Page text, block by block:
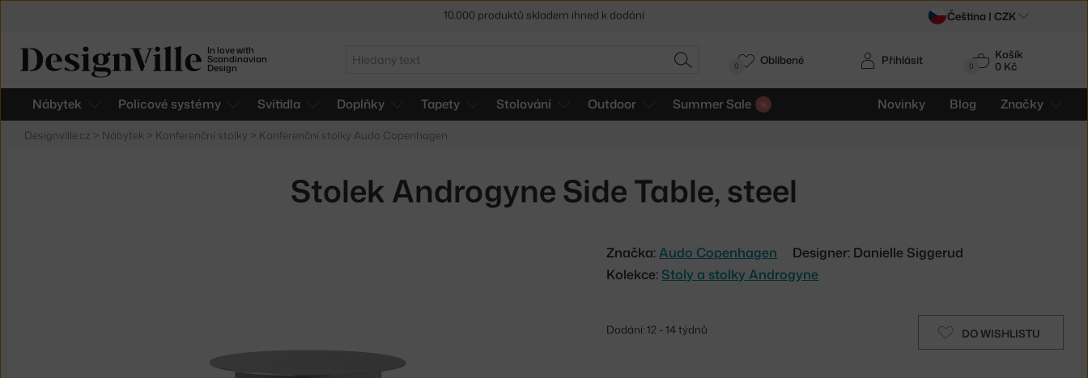
In love with
Scandinavian
Design
Hledat
HLEDAT 0
Košík
0 Kč
Nábytek Policové systémy Svítidla Doplňky Tapety Stolování Outdoor Summer Sale Novinky Blog Značky
Přihlásit
0 Oblíbené
Designville.cz > Nábytek > Konferenční stolky > Konferenční stolky Audo Copenhagen
Stolek Androgyne Side Table, steel
Značka:Audo Copenhagen
Designer: Danielle Siggerud
Kolekce: Stoly a stolky Androgyne
DO WISHLISTU
Dodání: 12 - 14 týdnů
Sleva 5 % pro odběratelenewsletteru Čeština | CZK